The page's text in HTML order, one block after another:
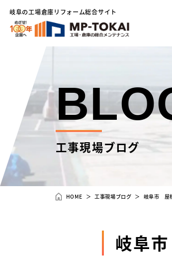
岐阜の工場倉庫リフォーム総合サイト
工事現場ブログ
HOME 工事現場ブログ 岐阜市 屋
岐阜